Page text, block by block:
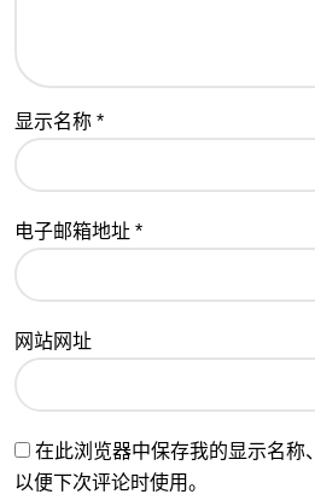
显示名称 *
电子邮箱地址 *
网站网址
在此浏览器中保存我的显示名称
以便下次评论时使用。